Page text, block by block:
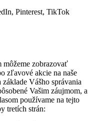
Pinterest, TikTok
zobrazovať
zľavové akcie na naše
Vášho správania
Vašim záujmom, a
používame na tejto
tretích strán: